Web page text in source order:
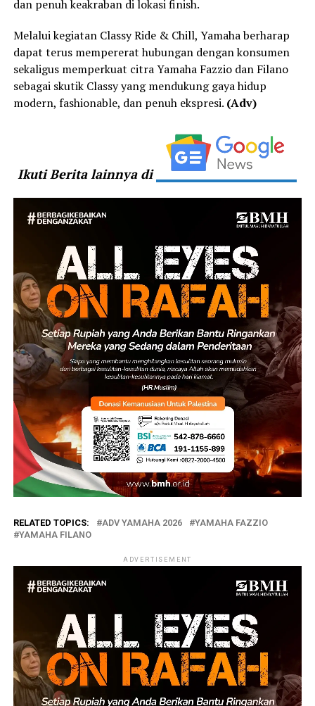
dan penuh keakraban di lokasi finish.
Melalui kegiatan Classy Ride & Chill, Yamaha berharap
dapat terus mempererat hubungan dengan konsumen
sekaligus memperkuat citra Yamaha Fazzio dan Filano
sebagai skutik Classy yang mendukung gaya hidup
modern, fashionable, dan penuh ekspresi. (Adv)
Ikuti Berita lainnya di
RELATED TOPICS: ADV YAMAHA 2026
YAMAHA FAZZIO
YAMAHA FILANO
ADVERTISEMENT